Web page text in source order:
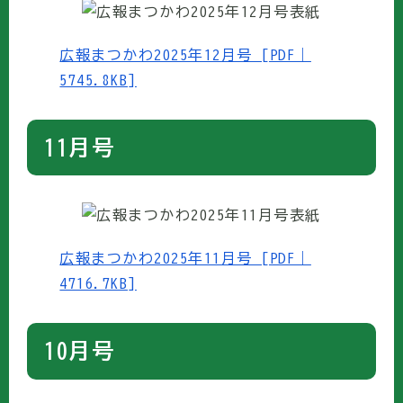
広報まつかわ2025年12月号 [PDF｜
5745.8KB]
11月号
広報まつかわ2025年11月号 [PDF｜
4716.7KB]
10月号